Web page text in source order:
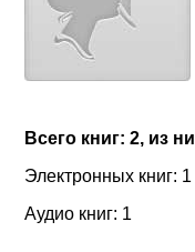
Всего книг: 2, из
Электронных книг: 1
Аудио книг: 1